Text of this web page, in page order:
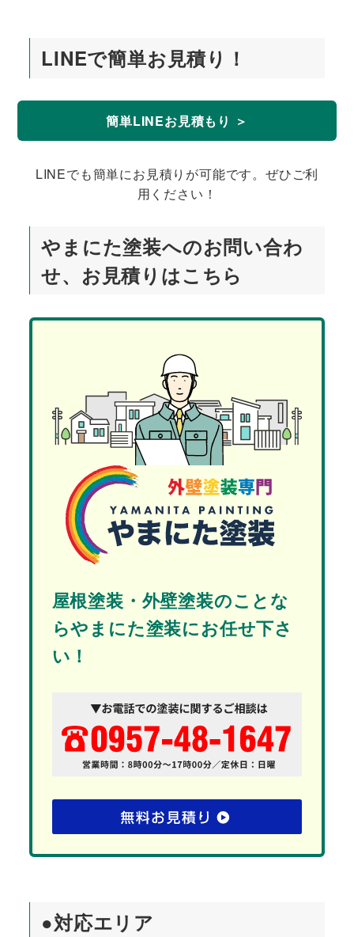
LINEで簡単お見積り！
簡単LINEお見積もり ＞
LINEでも簡単にお見積りが可能です。ぜひご利
用ください！
やまにた塗装へのお問い合わ
せ、お見積りはこちら
屋根塗装・外壁塗装のことな
らやまにた塗装にお任せ下さ
い！
●対応エリア